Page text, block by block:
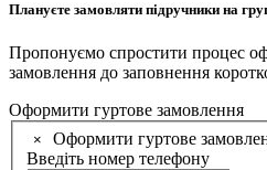
Плануєте замовляти підручники на
Пропонуємо спростити процес
замовлення до заповнення
Оформити гуртове замовлення
×
Оформити гуртове
Введіть номер телефону